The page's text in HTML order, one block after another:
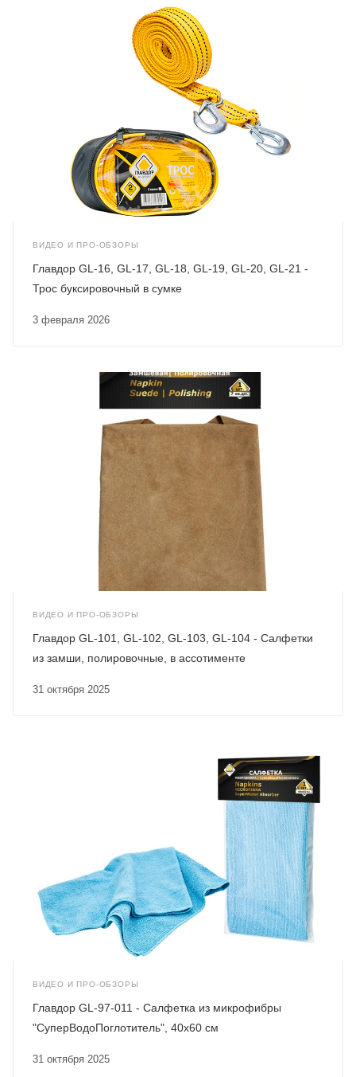
ВИДЕО И ПРО-ОБЗОРЫ
3 февраля 2026
Главдор GL-16, GL-17, GL-18, GL-19, GL-20, GL-21 -
Трос буксировочный в сумке
ВИДЕО И ПРО-ОБЗОРЫ
31 октября 2025
Главдор GL-101, GL-102, GL-103, GL-104 - Салфетки
из замши, полировочные, в ассотименте
ВИДЕО И ПРО-ОБЗОРЫ
31 октября 2025
Главдор GL-97-011 - Салфетка из микрофибры
"СуперВодоПоглотитель", 40х60 см